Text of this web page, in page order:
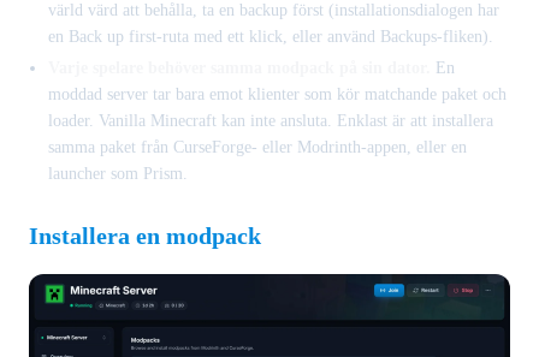
värld värd att behålla, ta en backup först (installationsdialogen har
en Back up first-ruta med ett klick, eller använd Backups-fliken).
En
moddad server tar bara emot klienter som kör matchande paket och
loader. Vanilla Minecraft kan inte ansluta. Enklast är att installera
samma paket från CurseForge- eller Modrinth-appen, eller en
launcher som Prism.
Installera en modpack